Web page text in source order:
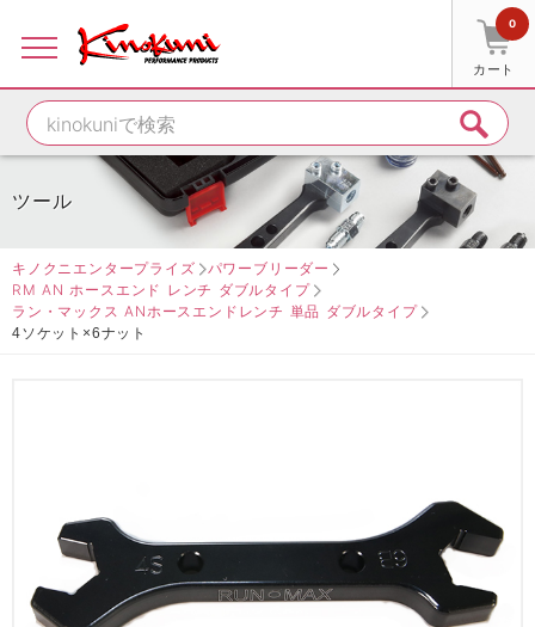
カート
0
ツール
キノクニエンタープライズ
パワーブリーダー
RM AN ホースエンド レンチ ダブルタイプ
ラン・マックス ANホースエンドレンチ 単品 ダブルタイプ
4ソケット×6ナット